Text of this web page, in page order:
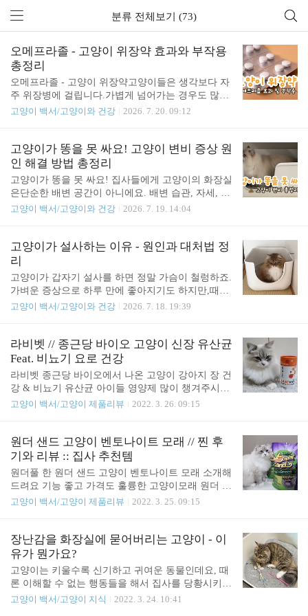
분류 전체보기 (73)
오메프라졸 - 고양이 위장약 효과와 부작용
총정리
오메프라졸 - 고양이 위장약고양이들은 생각보다 자
주 위장병에 걸립니다.가볍게 넘어가는 경우도 많지
만병원에 가서 약을 처방 받아 먹어야 하는 경우도
장 관련 약물이에요. 원래는 사람이 복용하는 약이지
만,고양이의 소화불량이나 위염,위궤양 같은 위장 질
환 치료에도종종 처방되는 약이랍니다.​저희 집 쏘피
는 이따금씩 사료를 거부하는 시기가 있는데,그때마
다 병원에서 건강검진을 해봐도딱히 이상 소견이 없
고 수치도 전부 정상 범위로 나와요.그래서 병원에서
해요. 또 갑자기 사료를 소화하지 못하고 게워내기
시작하면하루씩 걸러가며 구토를 반복하는데,이때도
활동성이나 배변은 특별히..
고양이 백서/고양이와 건강 2026. 7. 20. 09:12
고양이가 똥을 못 싸요! 고양이 변비 증상 원
인 해결 방법 총정리
고양이가 똥을 못 싸요! 집사들에게 고양이의 화장실
은단순한 배변 공간이 아니에요. 배변 습관, 자세, 변
의 형태 하나하나가고양이의 건강 상태를 보여주는
배변 관련 이슈 중에서생각보다 흔하게 겪는 문제가
바로 '변비'예요. 생각보다 많은 고양이들이 겪는 문
제라서집사의 세심한 관찰과 관리가 꼭 필요합니다.
저희 집 쏘피도 완전한 변비까지는 아니지만변이 늘
단단한 편이고가벼운 변비 경향이 있어서,저 역시 늘
신경 쓰고 있는 부분이에요. 오늘은 고양이 변비가
게 예방하고 관리할 수 있는지정리해 보려고 해요.​
고양이 변비, 이런 증상을 보인다면 의심해보세요 고
양이..
고양이 백서/고양이와 건강 2026. 7. 19. 14:04
고양이가 설사하는 이유 - 원인과 대처법 정
리
고양이가 갑자기 설사를 하면 정말 가슴이 철렁하죠.
가벼운 증상으로 하루 만에 좋아지기도 하지만,때로
는 심각한 질환의 신호일 수도 있어서일단 우리 고양
별 주요 원인을 살펴볼게요. 아깽이: 범백혈구 감소
증(파보 바이러스), 코로나 장염 등성묘: 식이성 장염
이나 스트레스성 대장염노령묘: 췌장염, 간 질환, 종
양 등 심각한 질환 주의 물론 이렇게 딱 정해진 건 아
닙니다.어린 고양이도 췌장염이나 간 질환에 걸릴 수
있죠. 그렇기 때문에 일단 고양이가 설사를 한다면병
보는 건강변은 고양이 건강의 척도입니다. 피가 섞여
있거나 콧물 같은 점성 변이 나타난다면즉시 주의가
..
고양이 백서/고양이와 건강 2026. 7. 18. 19:39
라비벳 // 종근당 바이오 고양이 신장 유산균
Feat. 비뇨기 요로 건강
라비벳 종근당 바이오에서 나온 고양이 강아지 장 건
강 & 비뇨기 유산균 아이들 영양제 많이 챙겨주시
죠? 여러 가지 영양제 중에 정말 중요한 것이 바로 유
는 거라서 정말 꼭 챙겨주셔야 해요. 그래서 오늘은
종근당 바이오에서 나온 라비벳이라는 윤산균을 소
개해드려볼까 합니다. 종근당 바이오라니, 이름만 들
어도 막 믿음이 가지 않으시나요? 워낙 유산균으로
유명한 회사이다 보니 그냥 안심이 되는 것 같아요.
라비벳 유산균은 종근당 바이오와 동물의약품 전문
니다. 사람이 먹는 것과 동일한 과정으로 제조되었기
때문에 믿고 급여하셔도 될 것 같아요. 라비벳 유산
균은 비뇨기 건..
고양이 백서/고양이 제품리뷰 2022. 3. 26. 09:15
원더 샌드 고양이 벤토나이트 모래 // 찐 후
기와 리뷰 :: 집사 추천템
원더풀 한 원더 샌드 고양이 벤토나이트 모래 소개해
드려요 기능 좋고 가격도 훌륭한 고양이모래 원더 샌
드인데요 천연 벤토나이트를 직수입하여 국내에서
고 먼지가 날린다는 거예요 모래 먼지로 인해 고양이
들이 결막염이 생기고 기관지에 문제가 생기기 때문
에 벤토 모래의 큰 단점이 아닐 수 없습니다. 그런데
또 건조해진 모래는 흡수력이 떨어지기 때문에 응고
력도 나빠질 수밖에 없어요. 하지만 원더 샌드는 기
초 수분을 유지하면서 끝까지 응고력과 흡수력을 유
고양이 백서/고양이 제품리뷰 2022. 3. 25. 09:15
장난감을 화장실에 묻어버리는 고양이 - 이
유가 뭔가요?
고양이는 키울수록 신기하고 귀여운 동물인데요, 때
론 이해할 수 없는 행동들을 해서 집사를 당황시키기
도 하죠. 그런 것들 중 하나가 바로 좋아하는 장난감
고양이 백서/고양이 지식 2022. 3. 24. 10:41